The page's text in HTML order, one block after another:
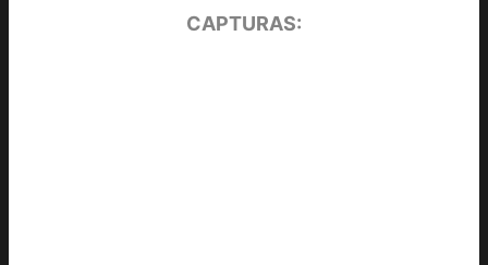
CAPTURAS: